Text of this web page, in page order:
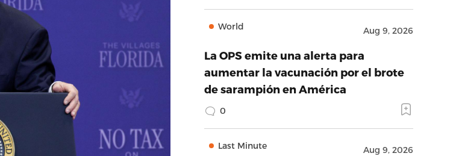
World Aug 9, 2026
La OPS emite una alerta para
aumentar la vacunación por el brote
de sarampión en América
0
Last Minute Aug 9, 2026